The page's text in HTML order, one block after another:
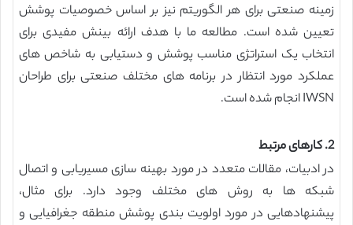
زمینه صنعتی برای هر الگوریتم نیز بر اساس خصوصیات پوشش
تعیین شده است. مطالعه ما با هدف ارائه بینش مفیدی برای
انتخاب یک استراتژی مناسب پوشش و دستیابی به شاخص های
عملکرد مورد انتظار در برنامه های مختلف صنعتی برای طراحان
IWSN انجام شده است.
2. کارهای مرتبط
در ادبیات، مقالات متعدد در مورد بهینه سازی مسیریابی و اتصال
شبکه ها به روش های مختلف وجود دارد. برای مثال،
پیشنهادهایی در مورد اولویت بندی پوشش منطقه جغرافیایی و